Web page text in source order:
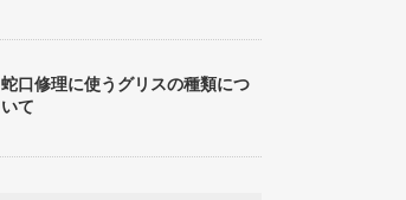
蛇口修理に使うグリスの種類につ
いて